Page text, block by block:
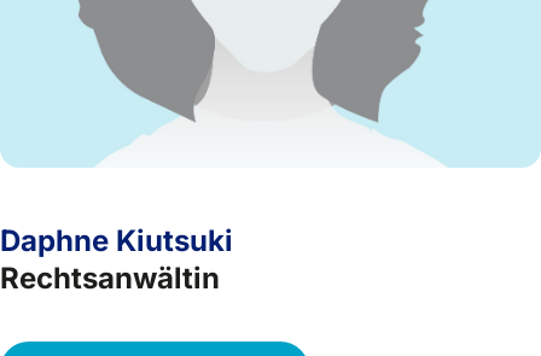
Daphne Kiutsuki
Rechtsanwältin